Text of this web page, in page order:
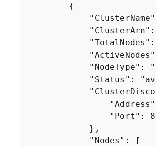
{
"TotalNodes":
"NodeType":
"Status":
"Port":
            },
            "Nodes": [